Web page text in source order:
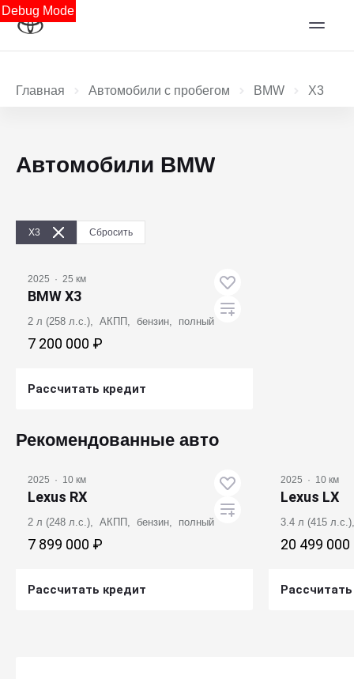
Debug Mode
Главная Автомобили с пробегом BMW X3
Автомобили BMW
X3 Сбросить
2025 · 25 км
BMW X3
2 л (258 л.с.), АКПП, бензин, полный
7 200 000 ₽
Рассчитать кредит
Рекомендованные авто
2025 · 10 км
Lexus RX
2 л (248 л.с.), АКПП, бензин, полный
7 899 000 ₽
Рассчитать кредит
2025 · 10 км
Lexus LX
3.4 л (415
20 499